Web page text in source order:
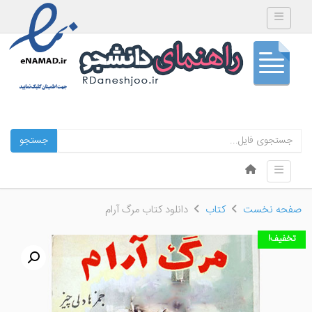
Toggle navigation
جستجو
Menu
Skip to content
Toggle navigation
صفحه نخست کتاب دانلود کتاب مرگ آرام
تخفیف!